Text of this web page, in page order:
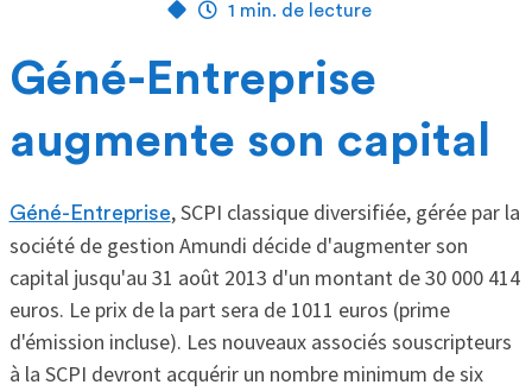
1 min. de lecture
Géné-Entreprise
augmente son capital
Géné-Entreprise, SCPI classique diversifiée, gérée par la
société de gestion Amundi décide d'augmenter son
capital jusqu'au 31 août 2013 d'un montant de 30 000 414
euros. Le prix de la part sera de 1011 euros (prime
d'émission incluse). Les nouveaux associés souscripteurs
à la SCPI devront acquérir un nombre minimum de six